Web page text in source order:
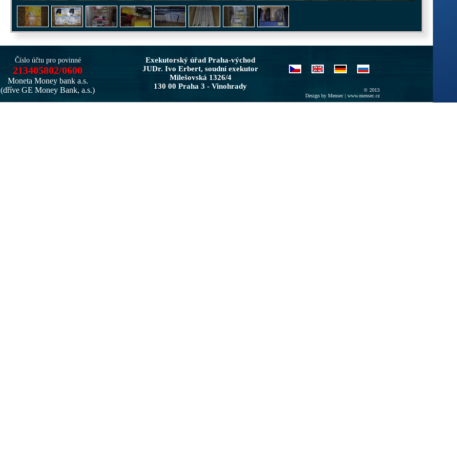
Číslo účtu pro povinné
213405802/0600
Moneta Money bank a.s.
(dříve GE Money Bank, a.s.)
Exekutorský úřad Praha-východ
JUDr. Ivo Erbert, soudní exekutor
Milešovská 1326/4
130 00 Praha 3 - Vinohrady
© 2013
Design by Mensec | www.mensec.cz